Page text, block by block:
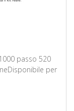
passo 520
per